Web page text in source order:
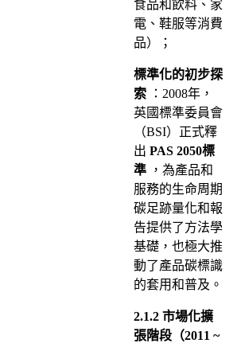
食品和飲料、家
電、鞋服等消費
品）；
標準化的初步探
索 ：2008年，
英國標準委員會
（BSI）正式釋
出 PAS 2050標
準 ，為產品和
服務的生命周期
碳足跡量化和報
告提供了方法學
基礎，也極大推
動了產品碳標識
的套用和普及。
2.1.2 市場化擴
張階段（2011 ~